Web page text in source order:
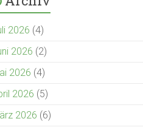
2026 (4)
2026 (2)
2026 (4)
2026 (5)
2026 (6)